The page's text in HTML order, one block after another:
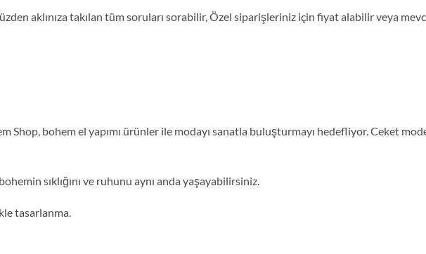
aklınıza takılan tüm soruları sorabilir, Özel siparişleriniz için fiyat alabilir veya
Shop, bohem el yapımı ürünler ile modayı sanatla buluşturmayı hedefliyor. Ceket
sıklığını ve ruhunu aynı anda yaşayabilirsiniz.
tasarlanma.